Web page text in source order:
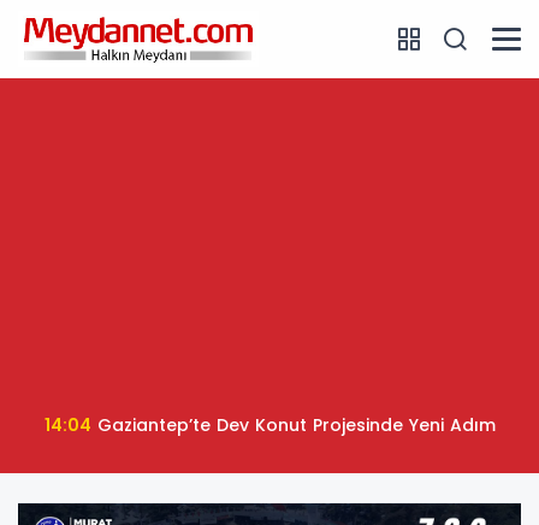
14:04 Gaziantep’te Dev Konut Projesinde Yeni Adım